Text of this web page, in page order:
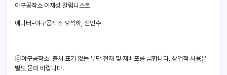
야구공작소 이재성 칼럼니스트
에디터=야구공작소 오석하, 전언수
ⓒ야구공작소. 출처 표기 없는 무단 전재 및 재배포를 금합니다. 상업적 사용은
별도 문의 바랍니다.